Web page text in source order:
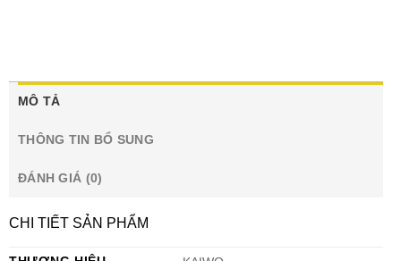
MÔ TẢ
THÔNG TIN BỔ SUNG
ĐÁNH GIÁ (0)
CHI TIẾT SẢN PHẨM